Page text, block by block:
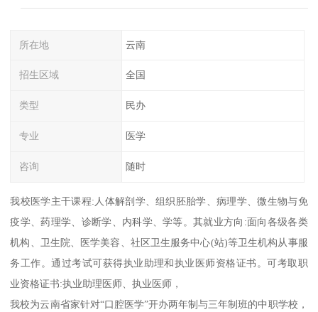
所在地 云南
招生区域 全国
类型 民办
专业 医学
咨询 随时
我校医学主干课程:人体解剖学、组织胚胎学、病理学、微生物与免
疫学、药理学、诊断学、内科学、学等。其就业方向:面向各级各类
机构、卫生院、医学美容、社区卫生服务中心(站)等卫生机构从事服
务工作。通过考试可获得执业助理和执业医师资格证书。可考取职
业资格证书:执业助理医师、执业医师，
我校为云南省家针对“口腔医学”开办两年制与三年制班的中职学校，